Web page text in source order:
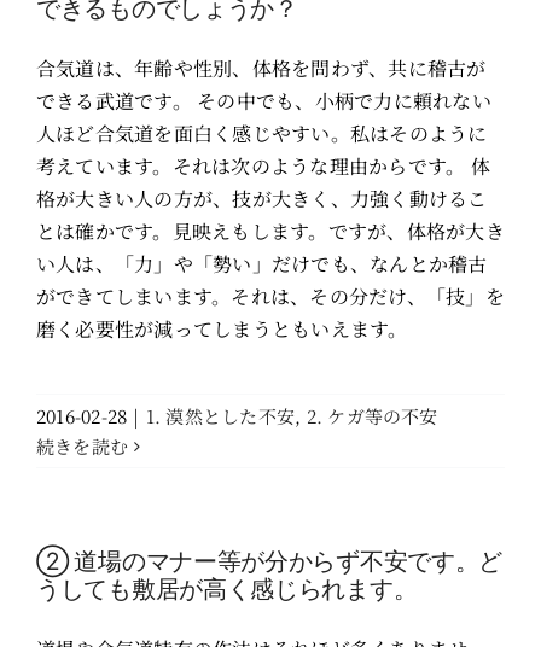
できるものでしょうか？
合気道は、年齢や性別、体格を問わず、共に稽古が
できる武道です。 その中でも、小柄で力に頼れない
人ほど合気道を面白く感じやすい。私はそのように
考えています。それは次のような理由からです。 体
格が大きい人の方が、技が大きく、力強く動けるこ
とは確かです。見映えもします。ですが、体格が大き
い人は、「力」や「勢い」だけでも、なんとか稽古
ができてしまいます。それは、その分だけ、「技」を
磨く必要性が減ってしまうともいえます。
2016-02-28 | 1. 漠然とした不安, 2. ケガ等の不安
続きを読む
② 道場のマナー等が分からず不安です。ど
うしても敷居が高く感じられます。